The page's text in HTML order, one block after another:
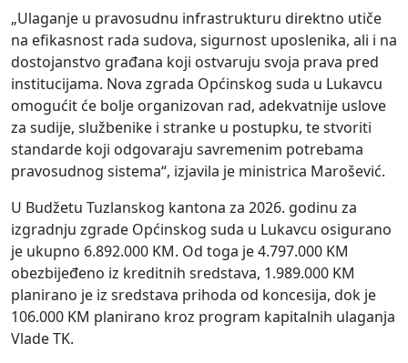
„Ulaganje u pravosudnu infrastrukturu direktno utiče
na efikasnost rada sudova, sigurnost uposlenika, ali i na
dostojanstvo građana koji ostvaruju svoja prava pred
institucijama. Nova zgrada Općinskog suda u Lukavcu
omogućit će bolje organizovan rad, adekvatnije uslove
za sudije, službenike i stranke u postupku, te stvoriti
standarde koji odgovaraju savremenim potrebama
pravosudnog sistema“, izjavila je ministrica Marošević.
U Budžetu Tuzlanskog kantona za 2026. godinu za
izgradnju zgrade Općinskog suda u Lukavcu osigurano
je ukupno 6.892.000 KM. Od toga je 4.797.000 KM
obezbijeđeno iz kreditnih sredstava, 1.989.000 KM
planirano je iz sredstava prihoda od koncesija, dok je
106.000 KM planirano kroz program kapitalnih ulaganja
Vlade TK.